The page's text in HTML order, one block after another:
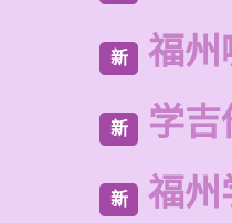
新 福州
新 学吉
新 福州